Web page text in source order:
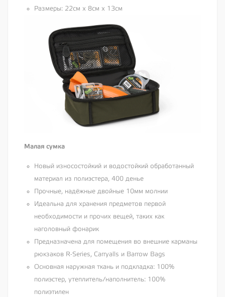
Размеры: 22см х 8см х 13см
Малая сумка
Новый износостойкий и водостойкий обработанный
материал из полиэстера, 400 денье
Прочные, надёжные двойные 10мм молнии
Идеальна для хранения предметов первой
необходимости и прочих вещей, таких как
наголовный фонарик
Предназначена для помещения во внешние карманы
рюкзаков R-Series, Carryalls и Barrow Bags
Основная наружная ткань и подкладка: 100%
полиэстер, утеплитель/наполнитель: 100%
полиэтилен